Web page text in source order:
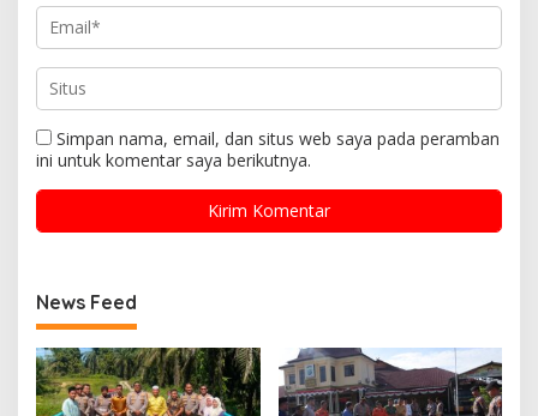
Simpan nama, email, dan situs web saya pada peramban
ini untuk komentar saya berikutnya.
News Feed